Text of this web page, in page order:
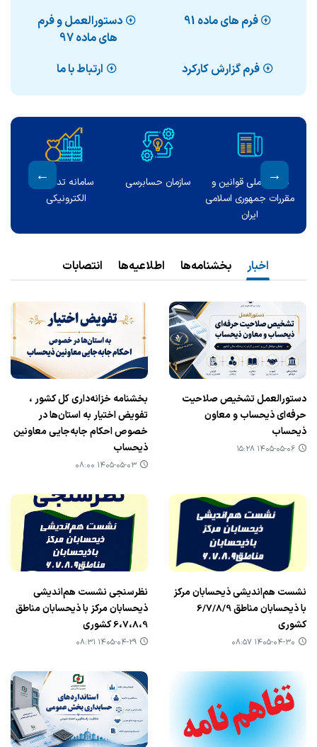
فرم های ماده 91
دستورالعمل و فرم
های ماده 97
فرم گزارش کارکرد
ارتباط با ما
دیوان محاسبات کشور نشریات تخصصی ارتباط با مدیر کل
اخبار بخشنامه‌ها اطلاعیه‌ها انتصابات
دستورالعمل تشخیص صلاحیت
حرفه‌ای ذیحساب و معاون
ذیحساب
۱۴۰۵-۰۵-۰۶ ۱۵:۲۸
بخشنامه خزانه‌داری کل کشور ،
تفویض اختیار به استان‌ها در
خصوص احکام جابه‌جایی معاونین
ذیحساب
۱۴۰۵-۰۵-۰۳ ۰۸:۰۰
نشست هم‌اندیشی ذیحسابان مرکز
با ذیحسابان مناطق 6/7/8/9
کشوری
۱۴۰۵-۰۴-۳۰ ۰۸:۵۷
نظرسنجی نشست هم‌اندیشی
ذیحسابان مرکز با ذیحسابان مناطق
6،7،8،9 کشوری
۱۴۰۵-۰۴-۲۹ ۰۸:۳۱